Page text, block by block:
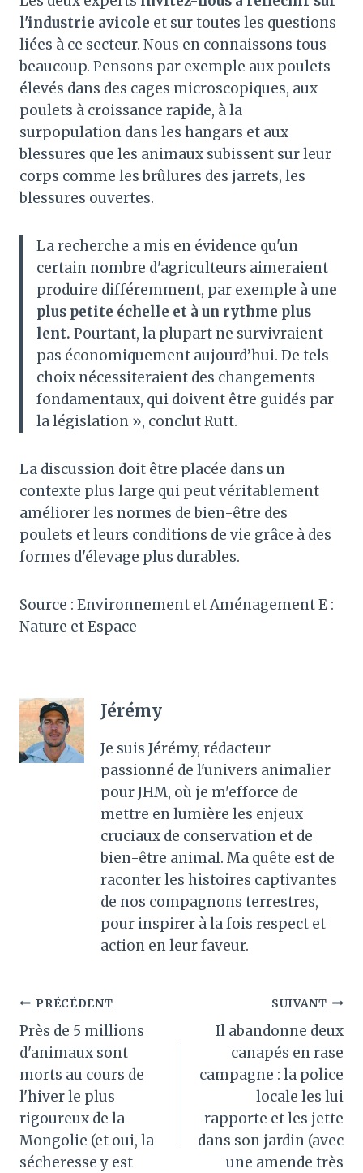
l'industrie avicole et sur toutes les questions
liées à ce secteur. Nous en connaissons tous
beaucoup. Pensons par exemple aux poulets
élevés dans des cages microscopiques, aux
poulets à croissance rapide, à la
surpopulation dans les hangars et aux
blessures que les animaux subissent sur leur
corps comme les brûlures des jarrets, les
blessures ouvertes.
La recherche a mis en évidence qu'un
certain nombre d'agriculteurs aimeraient
produire différemment, par exemple à une
plus petite échelle et à un rythme plus
lent. Pourtant, la plupart ne survivraient
pas économiquement aujourd’hui. De tels
choix nécessiteraient des changements
fondamentaux, qui doivent être guidés par
la législation », conclut Rutt.
La discussion doit être placée dans un
contexte plus large qui peut véritablement
améliorer les normes de bien-être des
poulets et leurs conditions de vie grâce à des
formes d'élevage plus durables.
Source : Environnement et Aménagement E :
Nature et Espace
Jérémy
Je suis Jérémy, rédacteur
passionné de l'univers animalier
pour JHM, où je m'efforce de
mettre en lumière les enjeux
cruciaux de conservation et de
bien-être animal. Ma quête est de
raconter les histoires captivantes
de nos compagnons terrestres,
pour inspirer à la fois respect et
action en leur faveur.
Navigation
de
l’article
PRÉCÉDENT
Près de 5 millions
d'animaux sont
morts au cours de
l'hiver le plus
rigoureux de la
Mongolie (et oui, la
sécheresse y est
SUIVANT
Il abandonne deux
canapés en rase
campagne : la police
locale les lui
rapporte et les jette
dans son jardin (avec
une amende très